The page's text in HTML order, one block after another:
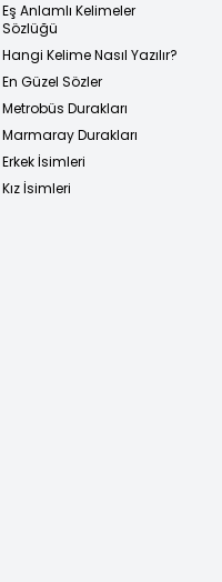
Eş Anlamlı Kelimeler
Sözlüğü
Hangi Kelime Nasıl Yazılır?
En Güzel Sözler
Metrobüs Durakları
Marmaray Durakları
Erkek İsimleri
Kız İsimleri